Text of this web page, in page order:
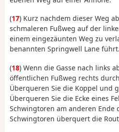
(17) Kurz nachdem dieser Weg
schmaleren Fußweg auf der
einem eingezäunten Weg zu
benannten Springwell Lane führt.
(18) Wenn die Gasse nach links
öffentlichen Fußweg rechts
Überqueren Sie die Koppel und
Überqueren Sie die Ecke eines
Schwingtoren am anderen Ende
Schwingtoren überquert die